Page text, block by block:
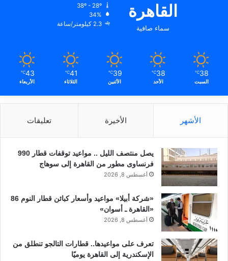
القاهرة
سماء صافية
34%
2.3 كيلومتر/ساعة
38
℃
السبت
38
℃
الأحد
39
℃
الأثنين
41
℃
الثلاثاء
43
℃
الأربعاء
الأشهر الأخيرة تعليقات
يصل منتصف الليل .. مواعيد توقفات قطار 990
فرنساوى مطور من القاهرة إلى سوهاج
أغسطس 8, 2026
«شركة أبيلا» مواعيد وأسعار كبائن قطار النوم 86
«القاهرة ـ أسوان»
أغسطس 8, 2026
تعرف على مواعيدها.. قطارات التالجو تنطلق من
الإسكندرية إلى القاهرة يوميًا